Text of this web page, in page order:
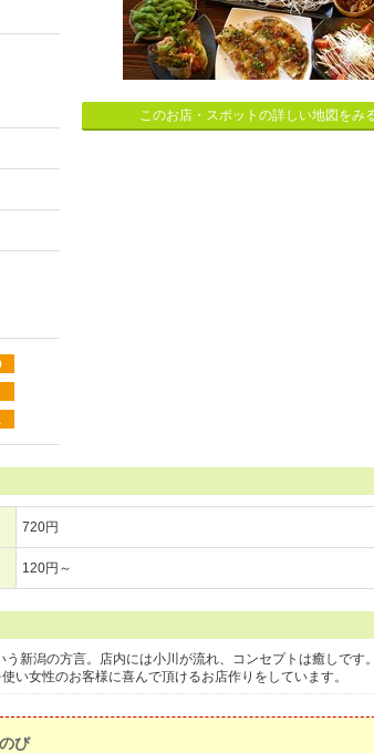
このお店・スポットの詳しい地図をみ
720円
120円～
新潟の方言。店内には小川が流れ、コンセプトは癒しです
い女性のお客様に喜んで頂けるお店作りをしています。
び